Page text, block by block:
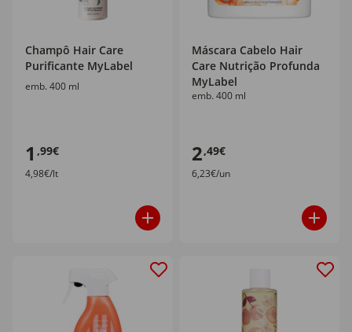
Champô Hair Care
Purificante MyLabel
emb. 400 ml
1 ,99€
4,98€/lt
Máscara Cabelo Hair
Care Nutrição Profunda
MyLabel
emb. 400 ml
2,49€
6,23€/un